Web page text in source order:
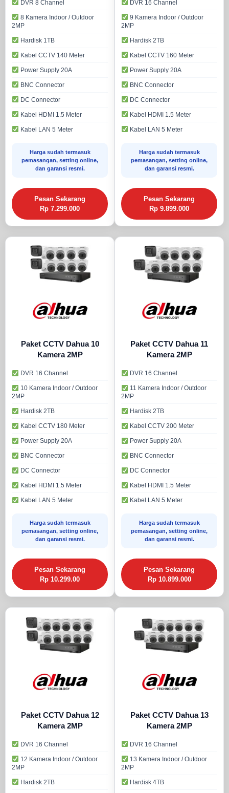
DVR 8 Channel
8 Kamera Indoor / Outdoor
2MP
Hardisk 1TB
Kabel CCTV 140 Meter
Power Supply 20A
BNC Connector
DC Connector
Kabel HDMI 1.5 Meter
Kabel LAN 5 Meter
Harga sudah termasuk
pemasangan, setting online,
dan garansi resmi.
Pesan Sekarang
Rp 7.299.000
DVR 16 Channel
9 Kamera Indoor / Outdoor
2MP
Hardisk 2TB
Kabel CCTV 160 Meter
Power Supply 20A
BNC Connector
DC Connector
Kabel HDMI 1.5 Meter
Kabel LAN 5 Meter
Harga sudah termasuk
pemasangan, setting online,
dan garansi resmi.
Pesan Sekarang
Rp 9.899.000
Paket CCTV Dahua 10
Kamera 2MP
DVR 16 Channel
10 Kamera Indoor / Outdoor
2MP
Hardisk 2TB
Kabel CCTV 180 Meter
Power Supply 20A
BNC Connector
DC Connector
Kabel HDMI 1.5 Meter
Kabel LAN 5 Meter
Harga sudah termasuk
pemasangan, setting online,
dan garansi resmi.
Pesan Sekarang
Rp 10.299.00
Paket CCTV Dahua 11
Kamera 2MP
DVR 16 Channel
11 Kamera Indoor / Outdoor
2MP
Hardisk 2TB
Kabel CCTV 200 Meter
Power Supply 20A
BNC Connector
DC Connector
Kabel HDMI 1.5 Meter
Kabel LAN 5 Meter
Harga sudah termasuk
pemasangan, setting online,
dan garansi resmi.
Pesan Sekarang
Rp 10.899.000
Paket CCTV Dahua 12
Kamera 2MP
DVR 16 Channel
12 Kamera Indoor / Outdoor
2MP
Hardisk 2TB
Paket CCTV Dahua 13
Kamera 2MP
DVR 16 Channel
13 Kamera Indoor / Outdoor
2MP
Hardisk 4TB